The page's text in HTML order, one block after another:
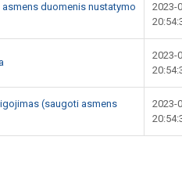
duomenis nustatymo
2023-
2023-
(saugoti asmens
2023-